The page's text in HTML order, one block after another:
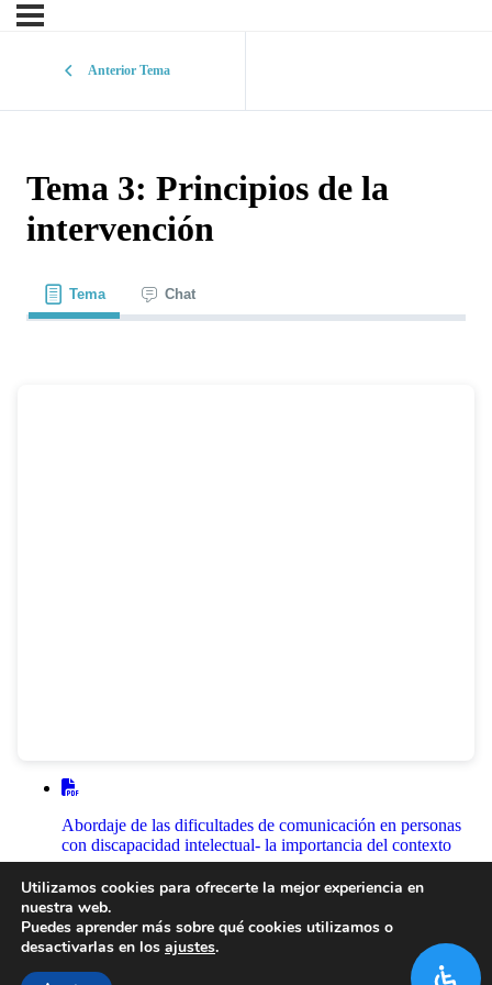
Anterior Tema
Tema 3: Principios de la
intervención
Tema Chat
Abordaje de las dificultades de comunicación en personas
con discapacidad intelectual- la importancia del contexto
1 2 3 4
Utilizamos cookies para ofrecerte la mejor experiencia en
nuestra web.
Puedes aprender más sobre qué cookies utilizamos o
desactivarlas en los ajustes.